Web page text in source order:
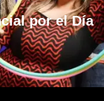
por el Día